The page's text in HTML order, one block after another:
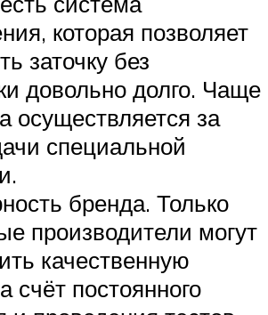
которая позволяет
заточку без
довольно долго. Чаще
осуществляется за
специальной
бренда. Только
производители могут
качественную
счёт постоянного